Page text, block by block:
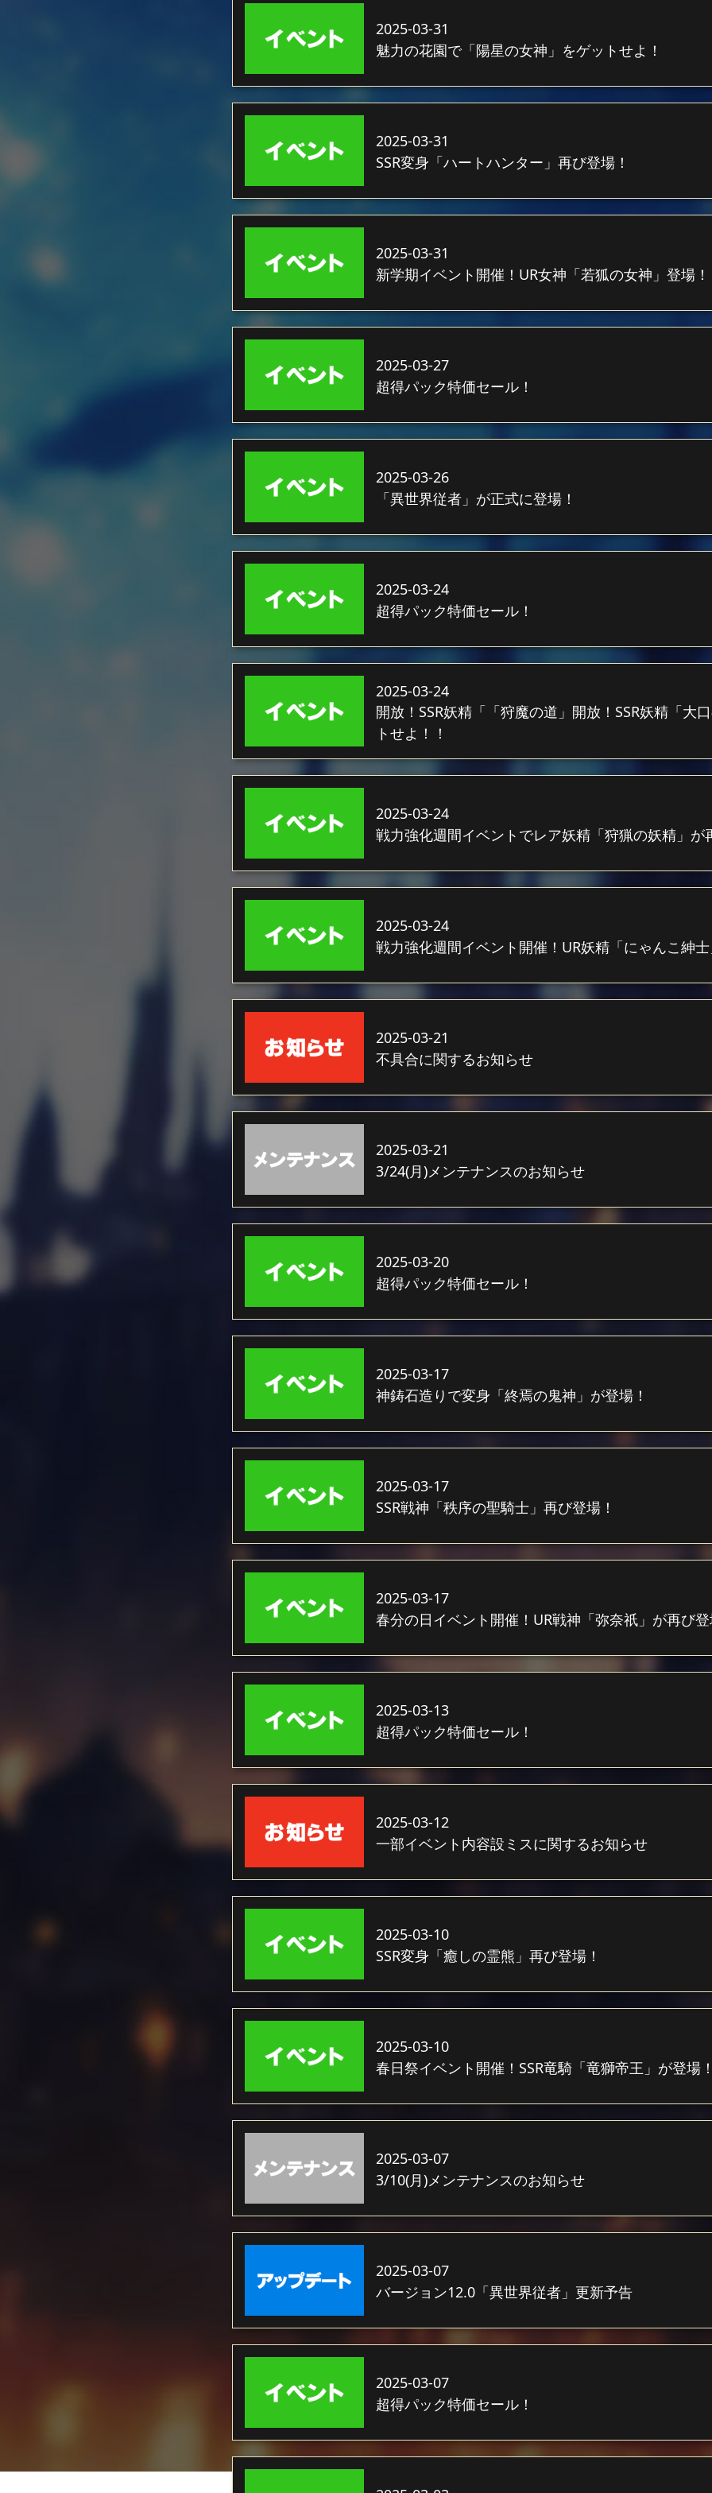
2025-03-31
魅力の花園で「陽星の女神」をゲットせよ！
2025-03-31
SSR変身「ハートハンター」再び登場！
2025-03-31
新学期イベント開催！UR女神「若狐の女神」登場！
2025-03-27
超得パック特価セール！
2025-03-26
「異世界従者」が正式に登場！
2025-03-24
超得パック特価セール！
2025-03-24
開放！SSR妖精「「狩魔の道」開放！SSR妖精「大
トせよ！！
2025-03-24
戦力強化週間イベントでレア妖精「狩猟の妖精」が
2025-03-24
戦力強化週間イベント開催！UR妖精「にゃんこ紳
2025-03-21
不具合に関するお知らせ
2025-03-21
3/24(月)メンテナンスのお知らせ
2025-03-20
超得パック特価セール！
2025-03-17
神鋳石造りで変身「終焉の鬼神」が登場！
2025-03-17
SSR戦神「秩序の聖騎士」再び登場！
2025-03-17
春分の日イベント開催！UR戦神「弥奈祇」が再び
2025-03-13
超得パック特価セール！
2025-03-12
一部イベント内容設ミスに関するお知らせ
2025-03-10
SSR変身「癒しの霊熊」再び登場！
2025-03-10
春日祭イベント開催！SSR竜騎「竜獅帝王」が登場
2025-03-07
3/10(月)メンテナンスのお知らせ
2025-03-07
バージョン12.0「異世界従者」更新予告
2025-03-07
超得パック特価セール！